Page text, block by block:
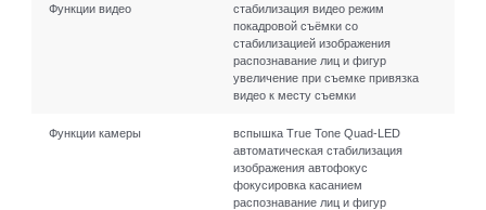
Функции видео
стабилизация видео режим
покадровой съёмки со
стабилизацией изображения
распознавание лиц и фигур
увеличение при съемке привязка
видео к месту съемки
Функции камеры
вспышка True Tone Quad-LED
автоматическая стабилизация
изображения автофокус
фокусировка касанием
распознавание лиц и фигур